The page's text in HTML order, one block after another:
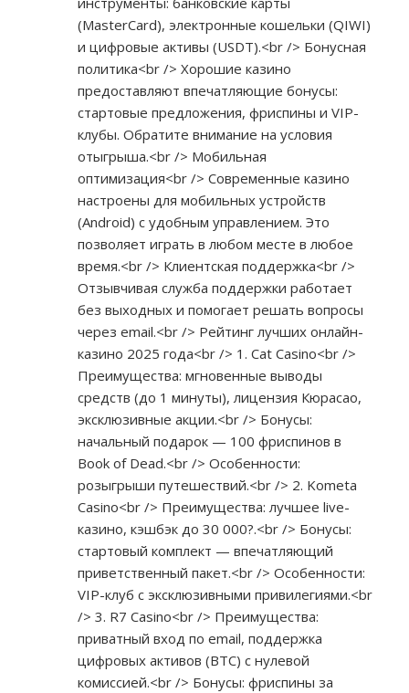
(MasterCard), электронные кошельки (QIWI)
и цифровые активы (USDT).<br /> Бонусная
политика<br /> Хорошие казино
предоставляют впечатляющие бонусы:
стартовые предложения, фриспины и VIP-
клубы. Обратите внимание на условия
отыгрыша.<br /> Мобильная
оптимизация<br /> Современные казино
настроены для мобильных устройств
(Android) с удобным управлением. Это
позволяет играть в любом месте в любое
время.<br /> Клиентская поддержка<br />
Отзывчивая служба поддержки работает
без выходных и помогает решать вопросы
через email.<br /> Рейтинг лучших онлайн-
казино 2025 года<br /> 1. Cat Casino<br />
Преимущества: мгновенные выводы
средств (до 1 минуты), лицензия Кюрасао,
эксклюзивные акции.<br /> Бонусы:
начальный подарок — 100 фриспинов в
Book of Dead.<br /> Особенности:
розыгрыши путешествий.<br /> 2. Kometa
Casino<br /> Преимущества: лучшее live-
казино, кэшбэк до 30 000?.<br /> Бонусы:
стартовый комплект — впечатляющий
приветственный пакет.<br /> Особенности:
VIP-клуб с эксклюзивными привилегиями.<br
/> 3. R7 Casino<br /> Преимущества:
приватный вход по email, поддержка
цифровых активов (BTC) с нулевой
комиссией.<br /> Бонусы: фриспины за